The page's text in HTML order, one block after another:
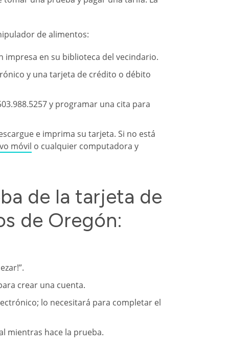
de alimentos:
impresa en su biblioteca del vecindario.
y una tarjeta de crédito o débito
y programar una cita para
e imprima su tarjeta. Si no está
móvil o cualquier computadora y
de la tarjeta de
de Oregón:
crear una cuenta.
lo necesitará para completar el
mientras hace la prueba.